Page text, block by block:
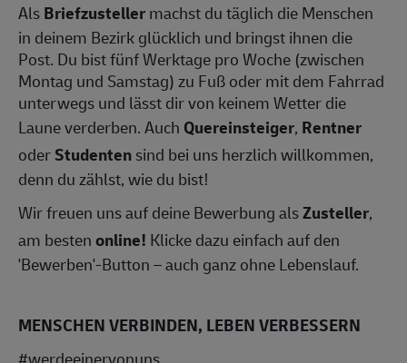
AlsBriefzustellermachst du täglich die Menschen
in deinem Bezirk glücklich und bringst ihnen die
Post. Du bist fünf Werktage pro Woche (zwischen
Montag und Samstag) zu Fuß oder mit dem Fahrrad
unterwegs und lässt dir von keinem Wetter die
Laune verderben. Auch Quereinsteiger, Rentner
oderStudentensind bei uns herzlich willkommen,
denn du zählst, wie du bist!
Wir freuen uns auf deine Bewerbung alsZusteller,
am bestenonline! Klicke dazu einfach auf den
'Bewerben'-Button – auch ganz ohne Lebenslauf.
MENSCHEN VERBINDEN, LEBEN VERBESSERN